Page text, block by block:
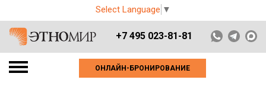
Select Language ▼
+7 495 023-81-81
ОНЛАЙН-БРОНИРОВАНИЕ